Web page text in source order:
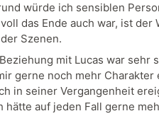
würde ich sensiblen
das Ende auch war, ist
Szenen.
mit Lucas war sehr
gerne noch mehr
in seiner Vergangenheit
hätte auf jeden Fall gerne